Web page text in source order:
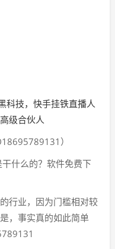
）
什么的？软件免费下
行业，因为门槛相对较
，事实真的如此简单